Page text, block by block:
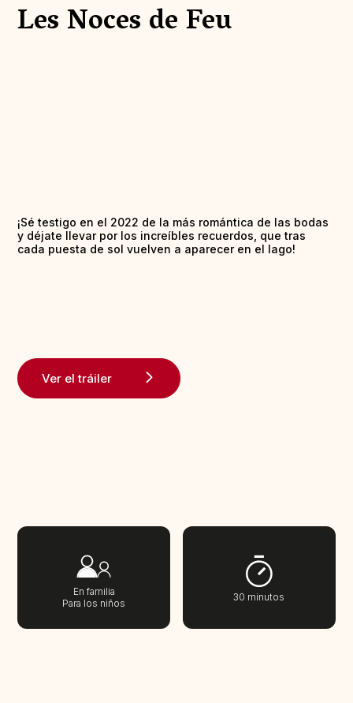
Les Noces de Feu
¡Sé testigo en el 2022 de la más romántica de las bodas
y déjate llevar por los increíbles recuerdos, que tras
cada puesta de sol vuelven a aparecer en el lago!
Ver el tráiler
En familia
Para los niños
30 minutos